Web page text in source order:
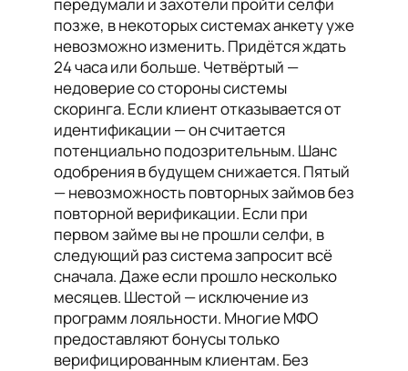
позже, в некоторых системах анкету уже
невозможно изменить. Придётся ждать
24 часа или больше. Четвёртый —
недоверие со стороны системы
скоринга. Если клиент отказывается от
идентификации — он считается
потенциально подозрительным. Шанс
одобрения в будущем снижается. Пятый
— невозможность повторных займов без
повторной верификации. Если при
первом займе вы не прошли селфи, в
следующий раз система запросит всё
сначала. Даже если прошло несколько
месяцев. Шестой — исключение из
программ лояльности. Многие МФО
предоставляют бонусы только
верифицированным клиентам. Без